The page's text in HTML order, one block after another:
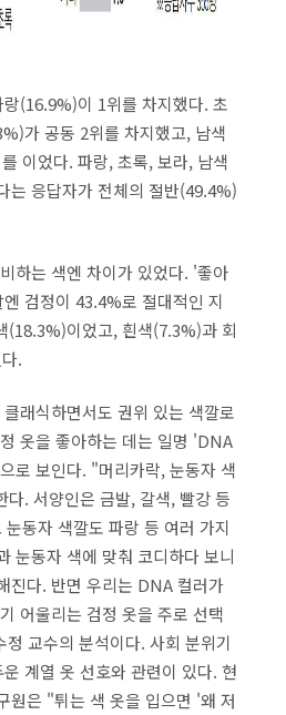
(16.9%)이 1위를 차지했다. 초
가 공동 2위를 차지했고, 남색
이었다. 파랑, 초록, 보라, 남색
는 응답자가 전체의 절반(49.4%)
하는 색엔 차이가 있었다. '좋아
검정이 43.4%로 절대적인 지
(18.3%)이었고, 흰색(7.3%)과 회
.
래식하면서도 권위 있는 색깔로
옷을 좋아하는 데는 일명 'DNA
로 보인다. "머리카락, 눈동자 색
. 서양인은 금발, 갈색, 빨강 등
동자 색깔도 파랑 등 여러 가지
눈동자 색에 맞춰 코디하다 보니
진다. 반면 우리는 DNA 컬러가
어울리는 검정 옷을 주로 선택
교수의 분석이다. 사회 분위기
계열 옷 선호와 관련이 있다. 현
원은 "튀는 색 옷을 입으면 '왜 저